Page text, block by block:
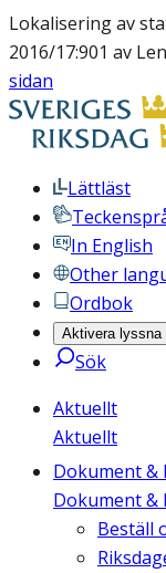
Lokalisering av
2016/17:901 av
sidan
Lättläst
In English
Other
Ordbok
Aktivera lyssna
Sök
Aktuellt
Aktuellt
Dokument &
Dokument &
Beställ